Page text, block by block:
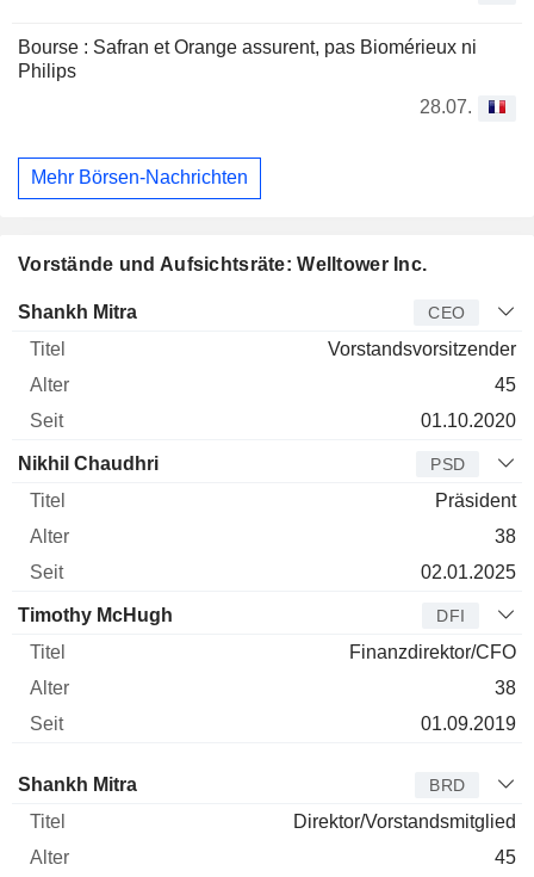
Bourse : Safran et Orange assurent, pas Biomérieux ni
Philips
28.07.
Mehr Börsen-Nachrichten
Vorstände und Aufsichtsräte: Welltower Inc.
Manager Titel
Shankh Mitra CEO
Vorstandsvorsitzender
45
01.10.2020
Nikhil Chaudhri PSD
Präsident
38
02.01.2025
Timothy McHugh DFI
Finanzdirektor/CFO
38
01.09.2019
Verwaltungsratsmitglied
Shankh Mitra BRD
Direktor/Vorstandsmitglied
45